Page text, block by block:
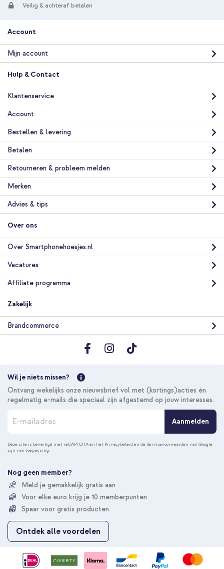
€ 24,99
Gratis verzending € 23,49
In winkelmandje
Gratis
verzending
Veilig & achteraf betalen
Account
Mijn account
Hulp & Contact
Klantenservice
Account
Bestellen & levering
Betalen
Retourneren & probleem melden
Merken
Advies & tips
Over ons
Over Smartphonehoesjes.nl
Vacatures
Affiliate programma
Zakelijk
Brandcommerce
Wil je niets missen?
Ontvang wekelijks onze nieuwsbrief vol met (kortings)acties én
regelmatig e-mails die speciaal zijn afgestemd op jouw interesses.
n
n
e
u
o
p
z
Aanmelden
Deze site is beveiligd met reCAPTCHA en het Privacybeleid en de Servicevoorwaarden van Google
zijn van toepassing.
Nog geen member?
Meld je gemakkelijk gratis aan
Voor elke euro krijg je 10 memberpunten
Spaar voor gratis producten
Ontdek alle voordelen